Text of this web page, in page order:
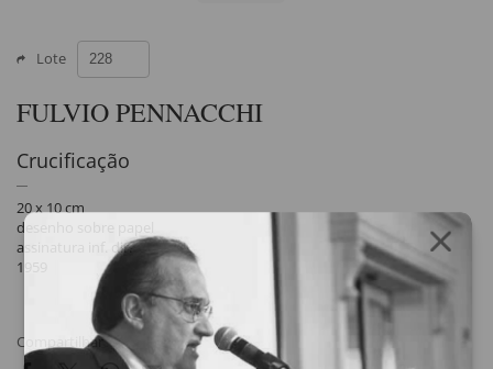
Lote
FULVIO PENNACCHI
Crucificação
20 x 10 cm
desenho sobre papel
assinatura inf. dir.
1959
Compartilhar